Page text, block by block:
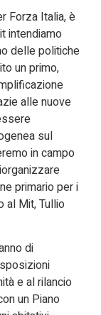
Forza Italia, è
intendiamo
delle politiche
un primo,
alle nuove
sul
in campo
primario per i
al Mit, Tullio
di
e al rilancio
un Piano